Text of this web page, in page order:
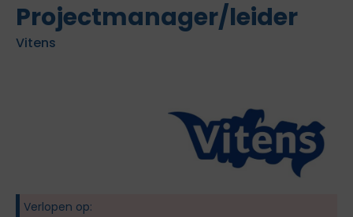
Projectmanager/leider
Vitens
Verlopen op: